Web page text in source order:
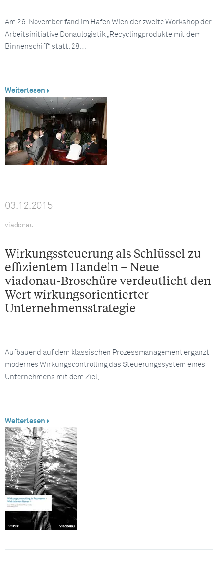
Am 26. November fand im Hafen Wien der zweite Workshop der
Arbeitsinitiative Donaulogistik „Recyclingprodukte mit dem
Binnenschiff“ statt. 28…
Weiterlesen
03.12.2015
viadonau
Wirkungssteuerung als Schlüssel zu
effizientem Handeln – Neue
viadonau-Broschüre verdeutlicht den
Wert wirkungsorientierter
Unternehmensstrategie
Aufbauend auf dem klassischen Prozessmanagement ergänzt
modernes Wirkungscontrolling das Steuerungssystem eines
Unternehmens mit dem Ziel,…
Weiterlesen